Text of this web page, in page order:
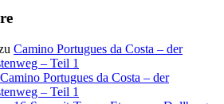
Camino Portugues da Costa – der
– Teil 1
Camino Portugues da Costa – der
– Teil 1